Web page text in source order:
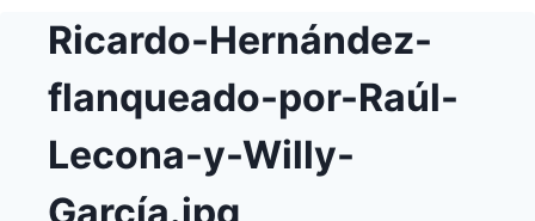
Ricardo-Hernández-
flanqueado-por-Raúl-
Lecona-y-Willy-